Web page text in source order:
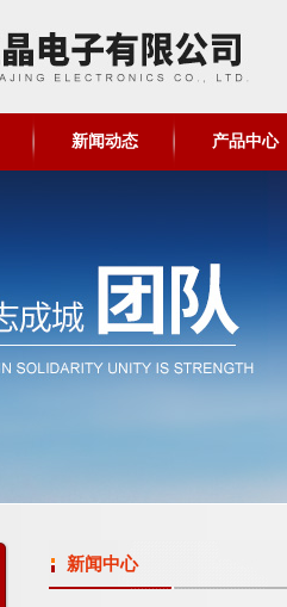
新闻动态 产品中心
新闻中心